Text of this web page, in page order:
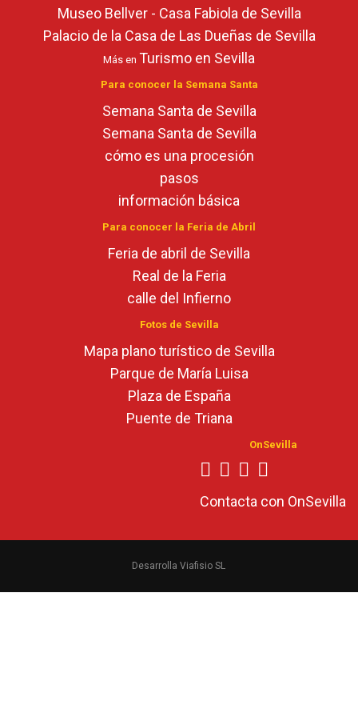
Museo Bellver - Casa Fabiola de Sevilla
Palacio de la Casa de Las Dueñas de Sevilla
Más en Turismo en Sevilla
Para conocer la Semana Santa
Semana Santa de Sevilla
Semana Santa de Sevilla
cómo es una procesión
pasos
información básica
Para conocer la Feria de Abril
Feria de abril de Sevilla
Real de la Feria
calle del Infierno
Fotos de Sevilla
Mapa plano turístico de Sevilla
Parque de María Luisa
Plaza de España
Puente de Triana
OnSevilla
Contacta con OnSevilla
Desarrolla Viafisio SL